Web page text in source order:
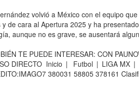
volvió a México con el equipo
de cara al Apertura 2025 y ha
aunque no es grave, se ausentará
TE PUEDE INTERESAR: CON
DIRECTO Inicio | Futbol | LIGA MX
380031 58805 378161